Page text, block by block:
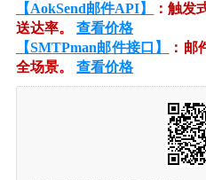
【AokSend邮件API】
：触发
送达率。 查看价格
【SMTPman邮件接口】
：邮
全场景。 查看价格